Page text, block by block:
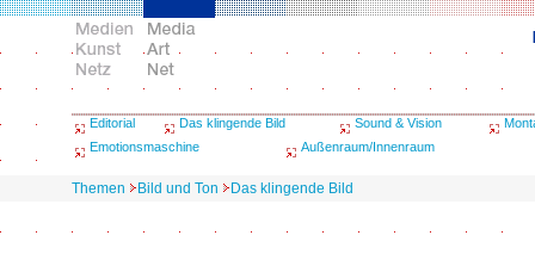
Editorial Das klingende Bild Sound & Vision
Emotionsmaschine
Außenraum/Innenraum
Themen Bild und Ton Das klingende Bild